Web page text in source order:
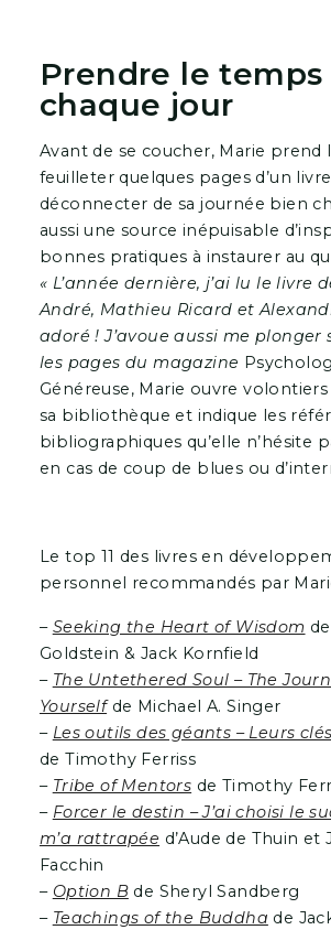
Prendre le
chaque jour
Avant de se coucher, Marie prend
feuilleter quelques pages d’un
déconnecter de sa journée bien
aussi une source inépuisable
bonnes pratiques à instaurer au
« L’année dernière, j’ai lu le livre
André, Mathieu Ricard et
adoré ! J’avoue aussi me plonger
les pages du magazine
Généreuse, Marie ouvre
sa bibliothèque et indique les
bibliographiques qu’elle n’hésite
en cas de coup de blues ou
Le top 11 des livres en
personnel recommandés par
– Seeking the Heart of Wisdom
Goldstein & Jack Kornfield
– The Untethered Soul – The
Yourselfde Michael A. Singer
– Les outils des géants – Leurs
de Timothy Ferriss
– Tribe of Mentors de Timothy
– Forcer le destin – J’ai choisi le
m’a rattrapée d’Aude de Thuin et
Facchin
– Option Bde Sheryl Sandberg
– Teachings of the Buddha de